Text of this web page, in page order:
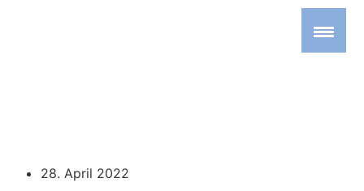
28. April 2022